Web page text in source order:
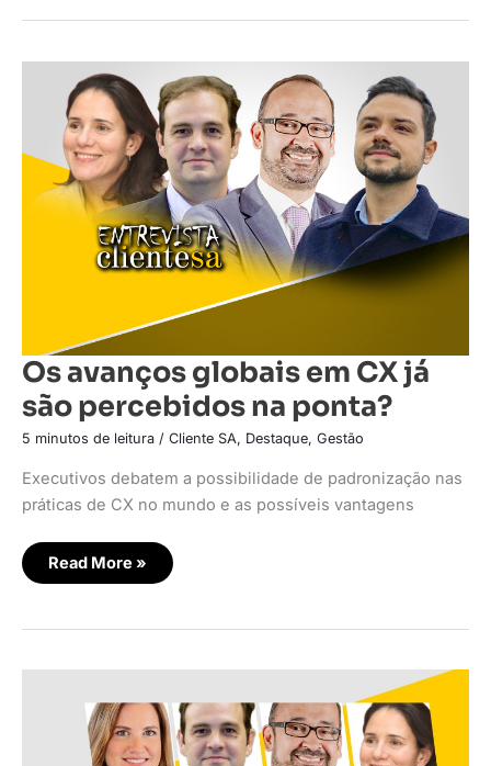
Os avanços globais em CX já
são percebidos na ponta?
5 minutos de leitura / Cliente SA, Destaque, Gestão
Executivos debatem a possibilidade de padronização nas
práticas de CX no mundo e as possíveis vantagens
Os
avanços
globais
em
CX
são
percebidos
na
ponta?
Read More »
CX
Quais
diferentes
estágios